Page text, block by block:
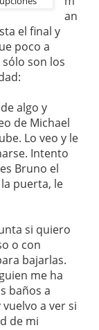
an
el final y
poco a
son los
de algo y
de Michael
Lo veo y le
Intento
Bruno el
puerta, le
si quiero
o con
bajarlas.
me ha
baños a
a ver si
de mi